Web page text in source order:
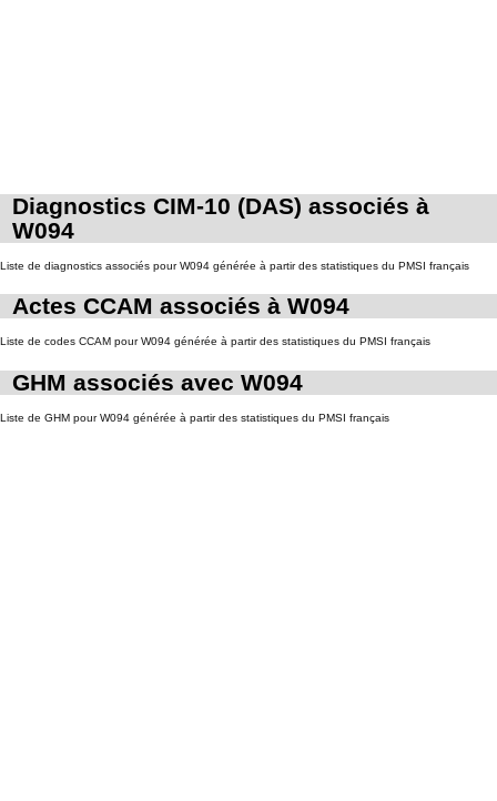
Diagnostics CIM-10 (DAS) associés à
W094
Liste de diagnostics associés pour W094 générée à partir des statistiques du PMSI français
Actes CCAM associés à W094
Liste de codes CCAM pour W094 générée à partir des statistiques du PMSI français
GHM associés avec W094
Liste de GHM pour W094 générée à partir des statistiques du PMSI français